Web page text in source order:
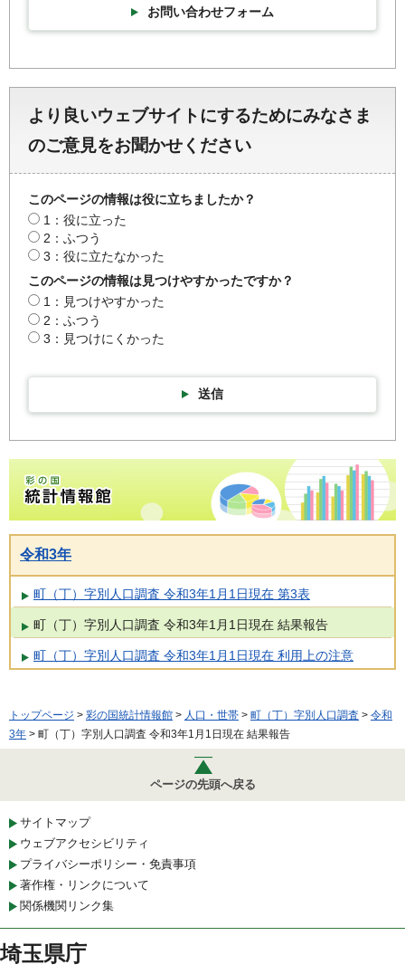
お問い合わせフォーム
より良いウェブサイトにするためにみなさま
のご意見をお聞かせください
このページの情報は役に立ちましたか？
1：役に立った
2：ふつう
3：役に立たなかった
このページの情報は見つけやすかったですか？
1：見つけやすかった
2：ふつう
3：見つけにくかった
送信
彩の国統計情報館トップページ
令和3年
町（丁）字別人口調査 令和3年1月1日現在 第3表
町（丁）字別人口調査 令和3年1月1日現在 結果報告
町（丁）字別人口調査 令和3年1月1日現在 利用上の注意
トップページ > 彩の国統計情報館 > 人口・世帯 > 町（丁）字別人口調査 > 令和
3年 > 町（丁）字別人口調査 令和3年1月1日現在 結果報告
ページの先頭へ戻る
サイトマップ
ウェブアクセシビリティ
プライバシーポリシー・免責事項
著作権・リンクについて
関係機関リンク集
埼玉県庁